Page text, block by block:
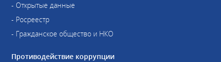
- Открытые данные
- Росреестр
- Гражданское общество и НКО
Противодействие коррупции